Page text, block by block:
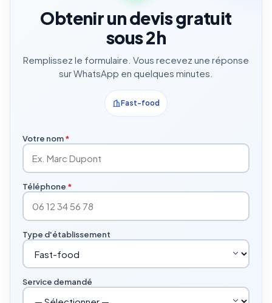
Obtenir un devis gratuit
sous 2h
Remplissez le formulaire. Vous recevez une réponse
sur WhatsApp en quelques minutes.
Fast-food
Votre nom*
Téléphone *
Type d'établissement
Service demandé